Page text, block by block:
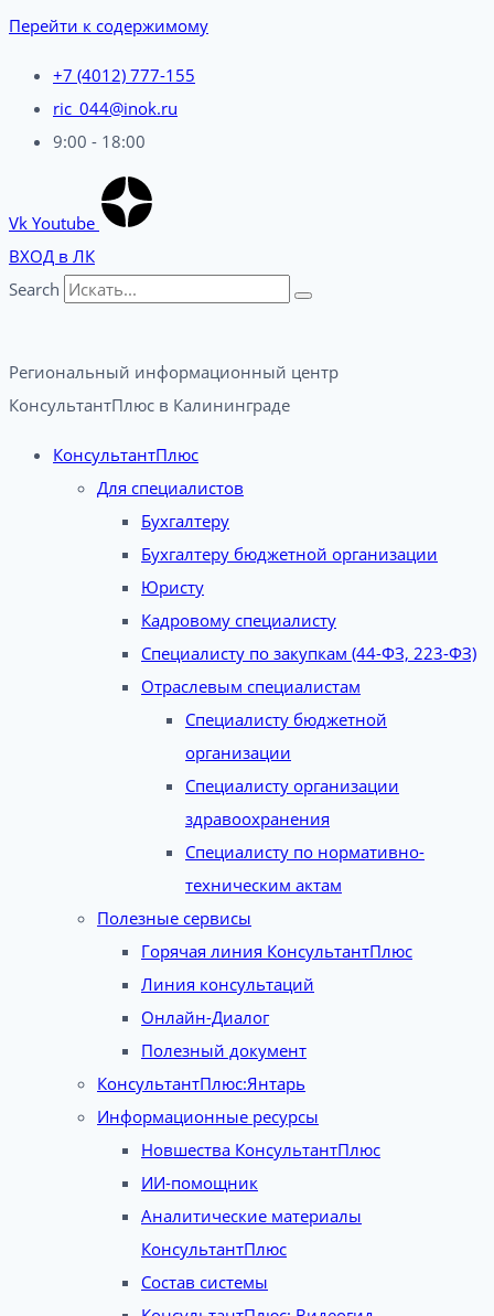
Перейти к содержимому
+7 (4012) 777-155
ric_044@inok.ru
9:00 - 18:00
Vk Youtube
ВХОД в ЛК
Search
Региональный информационный центр
КонсультантПлюс в Калининграде​
КонсультантПлюс
Для специалистов
Бухгалтеру
Бухгалтеру бюджетной организации
Юристу
Кадровому специалисту
Специалисту по закупкам (44-ФЗ, 223-ФЗ)
Отраслевым специалистам
Специалисту бюджетной
организации
Специалисту организации
здравоохранения
Специалисту по нормативно-
техническим актам
Полезные сервисы
Горячая линия КонсультантПлюс
Линия консультаций
Онлайн-Диалог
Полезный документ
КонсультантПлюс:Янтарь
Информационные ресурсы
Новшества КонсультантПлюс
ИИ-помощник
Аналитические материалы
КонсультантПлюс
Состав системы